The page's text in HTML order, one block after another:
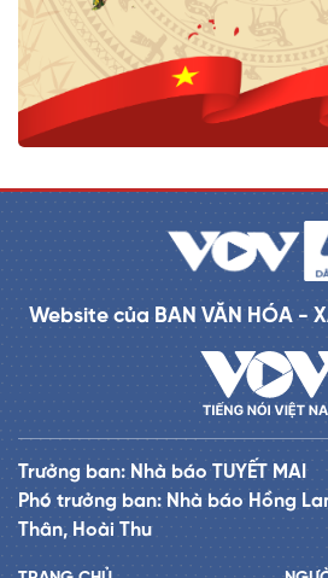
Website của BAN VĂN HÓA -
Trưởng ban: Nhà báo TUYẾT MAI
Phó trưởng ban: Nhà báo Hồng
Thân, Hoài Thu